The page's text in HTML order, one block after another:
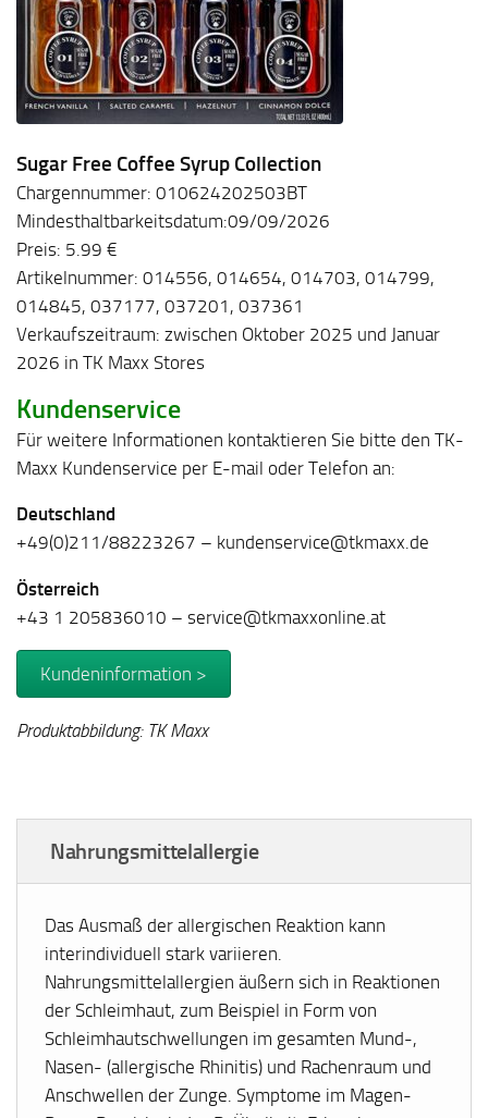
Sugar Free Coffee Syrup Collection
Chargennummer: 010624202503BT
Mindesthaltbarkeitsdatum:09/09/2026
Preis: 5.99 €
Artikelnummer: 014556, 014654, 014703, 014799,
014845, 037177, 037201, 037361
Verkaufszeitraum: zwischen Oktober 2025 und Januar
2026 in TK Maxx Stores
Kundenservice
Für weitere Informationen kontaktieren Sie bitte den TK-
Maxx Kundenservice per E-mail oder Telefon an:
Deutschland
+49(0)211/88223267 – kundenservice@tkmaxx.de
Österreich
+43 1 205836010 – service@tkmaxxonline.at
Kundeninformation >
Produktabbildung: TK Maxx
Nahrungsmittelallergie
Das Ausmaß der allergischen Reaktion kann
interindividuell stark variieren.
Nahrungsmittelallergien äußern sich in Reaktionen
der Schleimhaut, zum Beispiel in Form von
Schleimhautschwellungen im gesamten Mund-,
Nasen- (allergische Rhinitis) und Rachenraum und
Anschwellen der Zunge. Symptome im Magen-